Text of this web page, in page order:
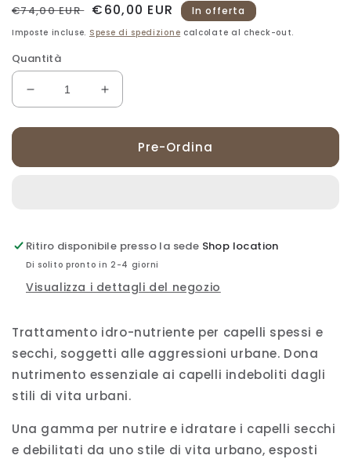
Prezzo
di
€74,00 EUR Prezzo
scontato
€60,00 EUR In offerta
Imposte incluse. Spese di spedizione calcolate al check-out.
Quantità
Diminuisci
quantità
per
TREATMENT
-
Aumenta
quantità
per
TREATMENT
-
Pre-Ordina
Ritiro disponibile presso la sede Shop location
Di solito pronto in 2-4 giorni
Visualizza i dettagli del negozio
Trattamento idro-nutriente per capelli spessi e
secchi, soggetti alle aggressioni urbane. Dona
nutrimento essenziale ai capelli indeboliti dagli
stili di vita urbani.
Una gamma per nutrire e idratare i capelli secchi
e debilitati da uno stile di vita urbano, esposti